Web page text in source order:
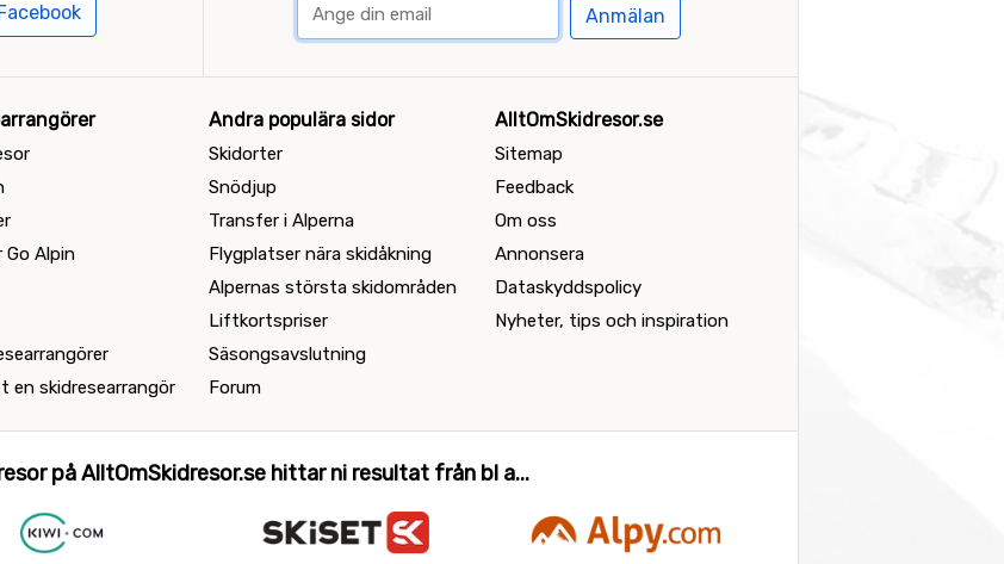
Anmälan
Go Alpin
en skidresearrangör
Andra populära sidor
Skidorter
Snödjup
Transfer i Alperna
Flygplatser nära skidåkning
Alpernas största skidområden
Liftkortspriser
Säsongsavslutning
Forum
AlltOmSkidresor.se
Sitemap
Feedback
Om oss
Annonsera
Dataskyddspolicy
Nyheter, tips och inspiration
på AlltOmSkidresor.se hittar ni resultat från bl a...